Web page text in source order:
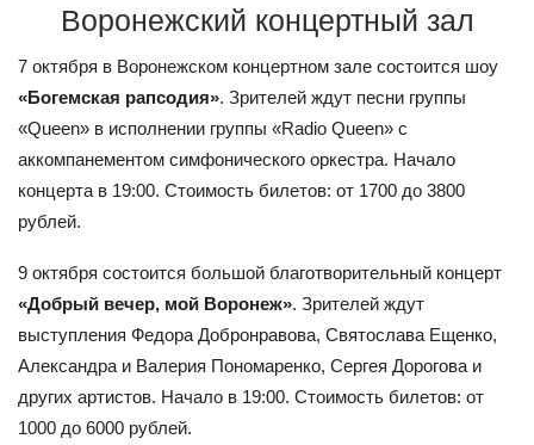
Воронежский концертный зал
7 октября в Воронежском концертном зале состоится шоу
«Богемская рапсодия». Зрителей ждут песни группы
«Queen» в исполнении группы «Radio Queen» с
аккомпанементом симфонического оркестра. Начало
концерта в 19:00. Стоимость билетов: от 1700 до 3800
рублей.
9 октября состоится большой благотворительный концерт
«Добрый вечер, мой Воронеж». Зрителей ждут
выступления Федора Добронравова, Святослава Ещенко,
Александра и Валерия Пономаренко, Сергея Дорогова и
других артистов. Начало в 19:00. Стоимость билетов: от
1000 до 6000 рублей.